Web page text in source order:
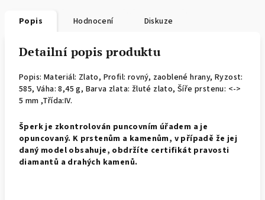
Popis Hodnocení Diskuze
Detailní popis produktu
Popis: Materiál: Zlato, Profil: rovný, zaoblené hrany, Ryzost:
585, Váha: 8,45 g, Barva zlata: žluté zlato, Šíře prstenu: <->
5 mm ,Třída:IV.
Šperk je zkontrolován puncovním úřadem a je
opuncovaný. K prstenům a kamenům, v případě že jej
daný model obsahuje, obdržíte certifikát pravosti
diamantů a drahých kamenů.